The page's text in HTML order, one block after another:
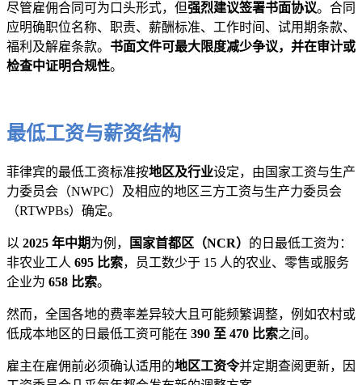
尽管雇佣合同可为口头形式，但强烈建议签署书面协议。合同
应明确职位名称、职责、薪酬标准、工作时间、试用期条款、
福利及解雇条款。 书面文件可最大限度减少争议，并在审计或
检查中证明合规性。
最低工资与薪资结构
菲律宾的最低工资标准按地区及行业设定，由国家工资与生产
力委员会（NWPC）及相应的地区三方工资与生产力委员会
（RTWPBs）确定。
以 2025 年中期为例， 国家首都区（NCR） 的日最低工资为：
非农业工人 695 比索，员工数少于 15 人的农业、零售或服务
企业为 658 比索。
然而，全国各地的费率差异较大且可能频繁调整，例如农村或
低成本地区的日最低工资可能在 390 至 470 比索之间。
雇主在雇佣前必须确认适用的地区工资令并定期查阅更新，因